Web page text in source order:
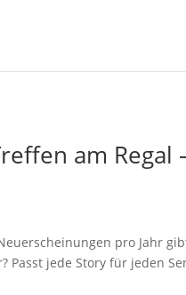
am Regal
pro Jahr
Passt jede Story für jeden